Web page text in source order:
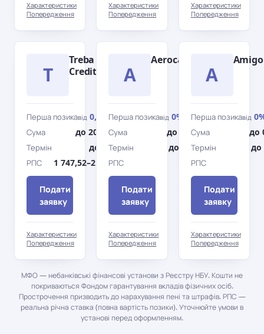
Характеристики
Попередження
Характеристики
Попередження
Характеристики
Попередження
T
Treba
Credit
Перша позикавід 0,09%/день
Сума до 20 000 грн
Термін до 360 дн.
РПС 1 747,52–2 442,72%
Подати
заявку
Характеристики
Попередження
A
Aerocash
Перша позикавід 0% /день
Сума до 0 грн
Термін до 0 дн.
РПС 0%
Подати
заявку
Характеристики
Попередження
A
Amigo
Перша позикавід
Сума до
Термін до
РПС
Подати
заявку
Характеристики
Попередження
МФО — небанківські фінансові установи з Реєстру НБУ. Кошти не
покриваються Фондом гарантування вкладів фізичних осіб.
Прострочення призводить до нарахування пені та штрафів. РПС —
реальна річна ставка (повна вартість позики). Уточнюйте умови в
установі перед оформленням.